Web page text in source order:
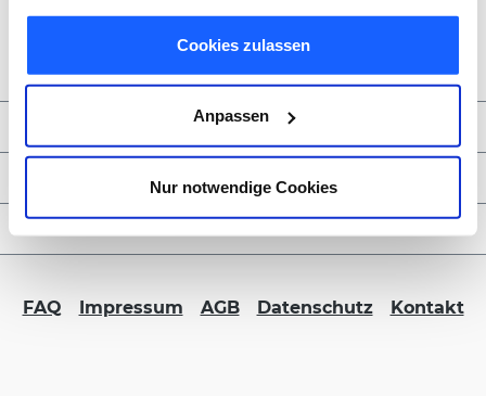
Cookies, wenn Sie unsere Webseite weiterhin nutzen.
Cookies zulassen
Anpassen
Nur notwendige Cookies
Zahlungsmöglichkeiten
Service & Kontakt
FORMBLITZ B2B
FAQ Impressum AGB Datenschutz Kontakt